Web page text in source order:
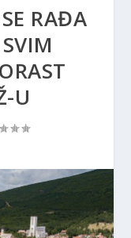
RAĐA
U